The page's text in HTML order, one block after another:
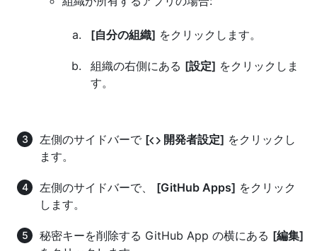
[自分の組織] をクリックします。
組織の右側にある [設定] をクリックしま
す。
左側のサイドバーで [ 開発者設定] をクリックし
ます。
左側のサイドバーで、 [GitHub Apps] をクリック
します。
秘密キーを削除する GitHub App の横にある [編集]